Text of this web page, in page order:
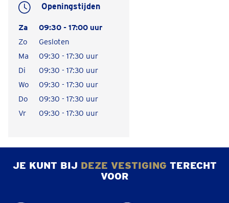
Openingstijden
Za
09:30 - 17:00 uur
Zo
Gesloten
Ma
09:30 - 17:30 uur
Di
09:30 - 17:30 uur
Wo
09:30 - 17:30 uur
Do
09:30 - 17:30 uur
Vr
09:30 - 17:30 uur
JE KUNT BIJ DEZE VESTIGING TERECHT
VOOR